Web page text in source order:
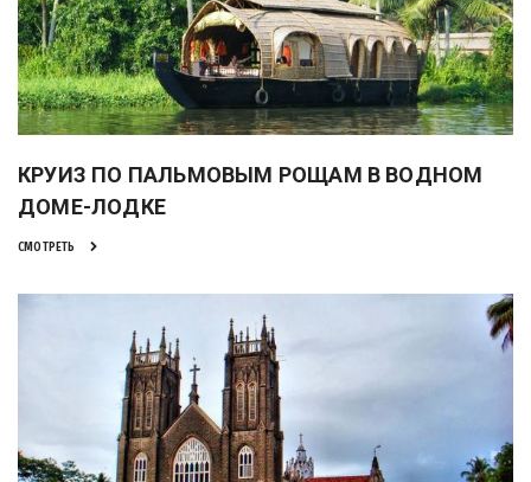
КРУИЗ ПО ПАЛЬМОВЫМ РОЩАМ В ВОДНОМ
ДОМЕ-ЛОДКЕ
СМОТРЕТЬ